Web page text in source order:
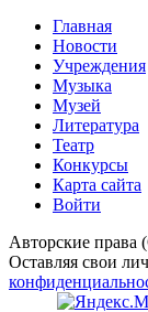
Главная
Новости
Учреждения
Музыка
Музей
Литература
Театр
Конкурсы
Карта сайта
Войти
Авторские права
Оставляя свои